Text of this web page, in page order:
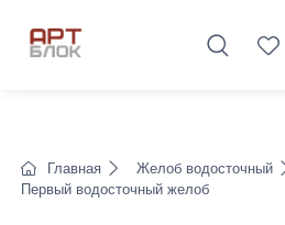
Главная
Желоб водосточный
Первый водосточный желоб